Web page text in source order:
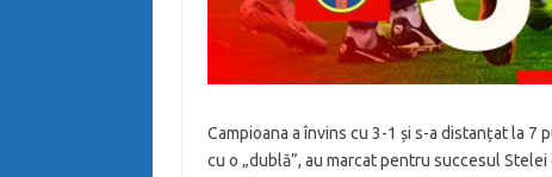
Campioana a învins cu 3-1 și s-a distanțat la 7
cu o „dublă”, au marcat pentru succesul